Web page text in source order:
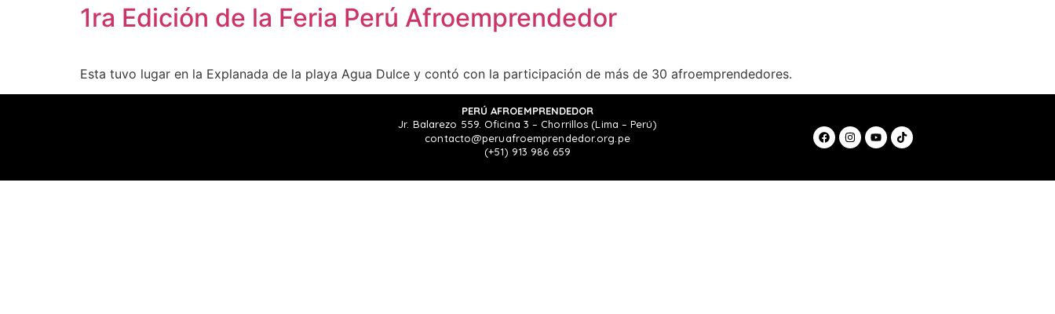
1ra Edición de la Feria Perú Afroemprendedor
Esta tuvo lugar en la Explanada de la playa Agua Dulce y contó con la participación de más de 30 afroemprendedores.
PERÚ AFROEMPRENDEDOR
Jr. Balarezo 559. Oficina 3 – Chorrillos (Lima – Perú)
contacto@peruafroemprendedor.org.pe
(+51) 913 986 659